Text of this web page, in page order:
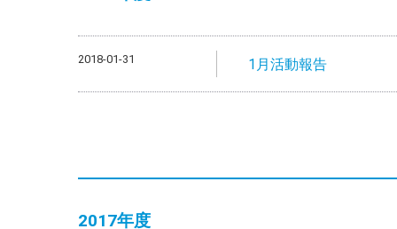
2018-01-31 1月活動報告
2017年度